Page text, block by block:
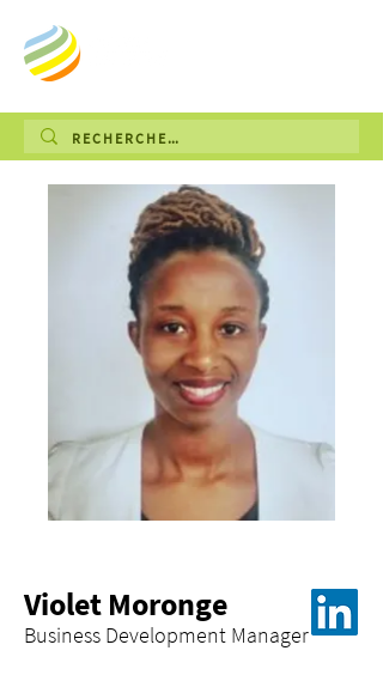
Violet Moronge
Business Development Manager